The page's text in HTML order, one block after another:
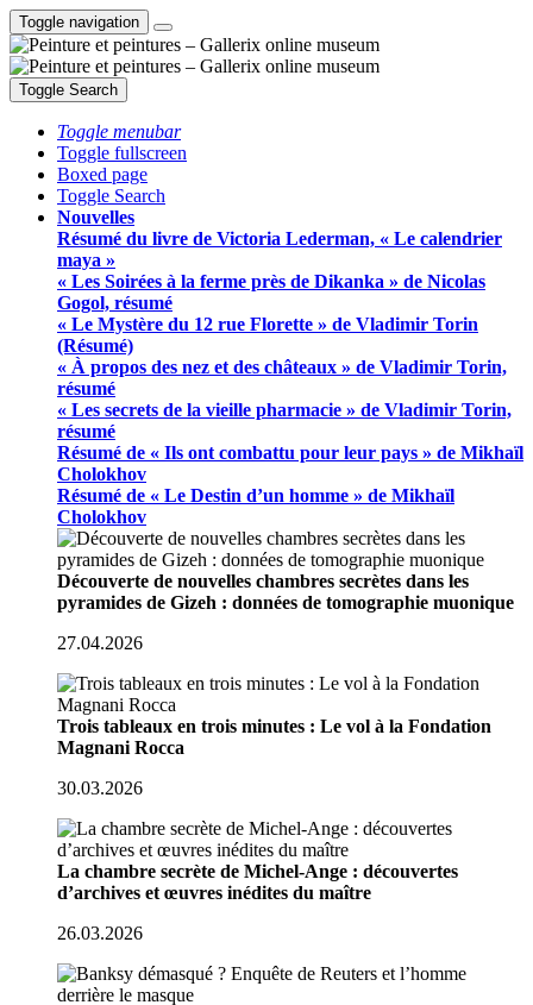
Toggle navigation
Toggle Search
Toggle menubar
Toggle fullscreen
Boxed page
Toggle Search
Nouvelles
Résumé du livre de Victoria Lederman, « Le calendrier
maya »
« Les Soirées à la ferme près de Dikanka » de Nicolas
Gogol, résumé
« Le Mystère du 12 rue Florette » de Vladimir Torin
(Résumé)
« À propos des nez et des châteaux » de Vladimir Torin,
résumé
« Les secrets de la vieille pharmacie » de Vladimir Torin,
résumé
Résumé de « Ils ont combattu pour leur pays » de Mikhaïl
Cholokhov
Résumé de « Le Destin d’un homme » de Mikhaïl
Cholokhov
Découverte de nouvelles chambres secrètes dans les
pyramides de Gizeh : données de tomographie muonique
27.04.2026
Trois tableaux en trois minutes : Le vol à la Fondation
Magnani Rocca
30.03.2026
La chambre secrète de Michel-Ange : découvertes
d’archives et œuvres inédites du maître
26.03.2026